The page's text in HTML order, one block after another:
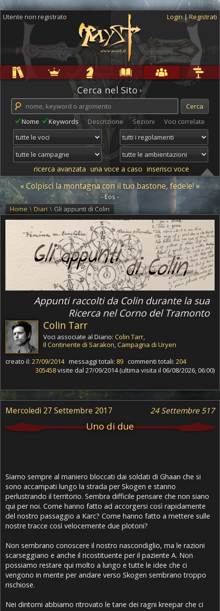
Utente non registrato Login |Registrati
Cerca nel Sito
Nome Keywords Descrizione Sezioni Voci correlate
ricerca avanzata una voce a caso inserisci voce
« Colpisci la montagna con il tuo bastone, fedele! »
- Eos -
Home \ Diari \ Gli appunti di Colin
Appunti raccolti da Colin durante la sua
Ricerca nel Corno del Tramonto
Colin Tarr
Voci associate al Diario: Colin Tarr,
Il Continente di Sarakon,Campagna di Uryen
creato il: 27/09/2014messaggi totali: 89 commenti totali: 204
305458visite dal 27/09/2014 (ultima visita il 06/08/2026, 06:00)
24 Settembre 517
Mercoledì 27 Settembre 2017
Uno di due
Siamo sempre al maniero bloccati dai soldati di Ghaan che si
sono accampati lungo la strada per Skogen e stanno
perlustrando il territorio. Sembra difficile pensare che non siano
qui per noi. Come hanno fatto ad accorgersi così rapidamente
del nostro passaggio a Karc? Come hanno fatto a mettere sulle
nostre tracce così velocemente due plotoni?
Non sembrano conoscere il nostro nascondiglio, ma le razioni
scarseggiano e anche il ricostituente per il paziente A. Non
possiamo restare qui molto a lungo e tutte le idee che ci
vengono in mente per andare verso Skogen sembrano troppo
rischiose.
Nei dintorni abbiamo ritrovato le tane dei ragni kreepar che ci